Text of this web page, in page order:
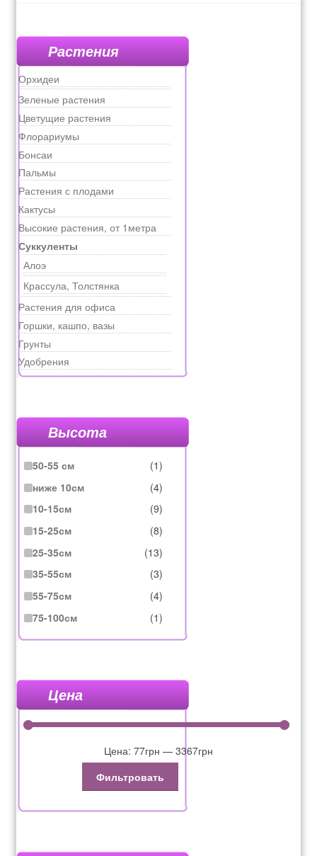
Растения
Орхидеи
Зеленые растения
Цветущие растения
Флорариумы
Бонсаи
Пальмы
Растения с плодами
Кактусы
Высокие растения, от 1метра
Суккуленты
Алоэ
Крассула, Толстянка
Растения для офиса
Горшки, кашпо, вазы
Грунты
Удобрения
Высота
50-55 см
(1)
ниже 10см
(4)
10-15см
(9)
15-25см
(8)
25-35см
(13)
35-55см
(3)
55-75см
(4)
75-100см
(1)
Цена
Цена: 77грн — 3367грн
Фильтровать